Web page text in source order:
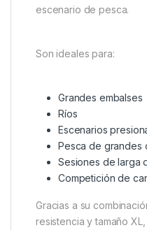
escenario de pesca.
Son ideales para:
Grandes embalses
Ríos
Escenarios
Pesca de grandes
Sesiones de larga
Competición de
Gracias a su
resistencia y tamaño